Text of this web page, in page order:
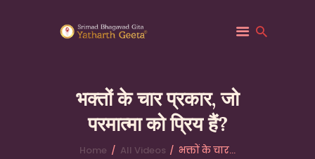
भक्तों के चार प्रकार, जो
परमात्मा को प्रिय हैं?
Home All Videos भक्तों के चार...
HOME
ABOUT YATHARTH